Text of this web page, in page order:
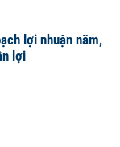
lợi nhuận năm,
lợi